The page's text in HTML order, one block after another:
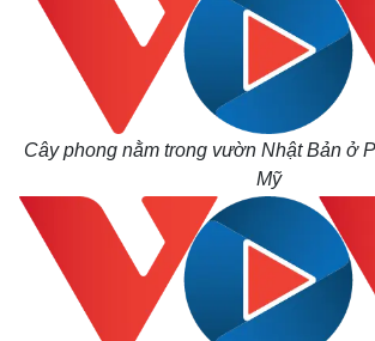
Cây phong nằm trong vườn Nhật Bản ở
Mỹ